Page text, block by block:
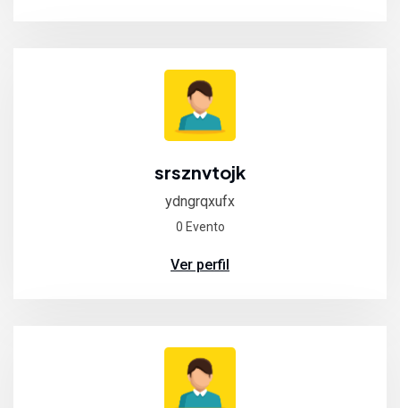
srsznvtojk
ydngrqxufx
0 Evento
Ver perfil